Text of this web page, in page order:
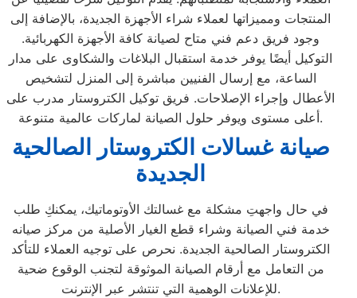
المنتجات ومميزاتها لعملاء شراء الأجهزة الجديدة، بالإضافة إلى
وجود فريق دعم فني متاح لصيانة كافة الأجهزة الكهربائية.
التوكيل أيضًا يوفر خدمة استقبال البلاغات والشكاوى على مدار
الساعة، مع إرسال الفنيين مباشرة إلى المنزل لتشخيص
الأعطال وإجراء الإصلاحات. فريق توكيل الكتروستار مدرب على
أعلى مستوى ويوفر حلول الصيانة لماركات عالمية متنوعة.
صيانة غسالات الكتروستار الصالحية
الجديدة
في حال واجهتِ مشكلة مع غسالتك الأوتوماتيك، يمكنكِ طلب
خدمة فني الصيانة وشراء قطع الغيار الأصلية من مركز صيانه
الكتروستار الصالحية الجديدة. نحرص على توجيه العملاء للتأكد
من التعامل مع أرقام الصيانة الموثوقة لتجنب الوقوع ضحية
للإعلانات الوهمية التي تنتشر عبر الإنترنت.